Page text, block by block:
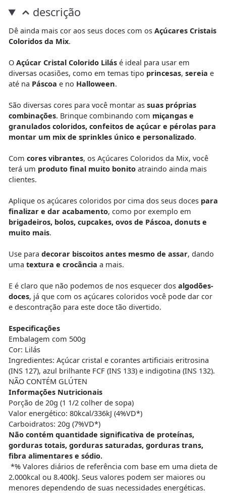
descrição
Dê ainda mais cor aos seus doces com os Açúcares Cristais
Coloridos da Mix.
O Açúcar Cristal Colorido Lilásé ideal para usar em
diversas ocasiões, como em temas tipo princesas, sereia e
até na Páscoa e no Halloween.
São diversas cores para você montar as suas próprias
combinações. Brinque combinando com miçangas e
granulados coloridos, confeitos de açúcar e pérolas para
montar um mix de sprinkles único e personalizado.
Com cores vibrantes, os Açúcares Coloridos da Mix, você
terá um produto final muito bonitoatraindo ainda mais
clientes.
Aplique os açúcares coloridos por cima dos seus doces para
finalizar e dar acabamento, como por exemplo em
brigadeiros, bolos, cupcakes, ovos de Páscoa, donuts e
muito mais.
Use para decorar biscoitos antes mesmo de assar, dando
uma textura e crocância a mais.
E é claro que não podemos de nos esquecer dos algodões-
doces, já que com os açúcares coloridos você pode dar cor
e descontração para este doce tão divertido.
Especificações
Embalagem com 500g
Cor: Lilás
Ingredientes: Açúcar cristal e corantes artificiais eritrosina
(INS 127), azul brilhante FCF (INS 133) e indigotina (INS 132).
NÃO CONTÉM GLÚTEN
Informações Nutricionais
Porção de 20g (1 1/2 colher de sopa)
Valor energético: 80kcal/336kJ (4%VD*)
Carboidratos: 20g (7%VD*)
Não contém quantidade significativa de proteínas,
gorduras totais, gorduras saturadas, gorduras trans,
fibra alimentares e sódio.
*% Valores diários de referência com base em uma dieta de
2.000kcal ou 8.400kJ. Seus valores podem ser maiores ou
menores dependendo de suas necessidades energéticas.